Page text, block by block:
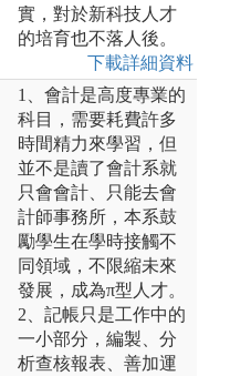
實，對於新科技人才
的培育也不落人後。
下載詳細資料
1、會計是高度專業的
科目，需要耗費許多
時間精力來學習，但
並不是讀了會計系就
只會會計、只能去會
計師事務所，本系鼓
勵學生在學時接觸不
同領域，不限縮未來
發展，成為π型人才。
2、記帳只是工作中的
一小部分，編製、分
析查核報表、善加運